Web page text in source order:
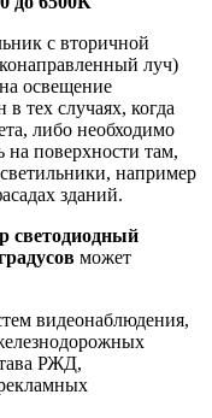
с вторичной
луч)
освещение
тех случаях, когда
либо необходимо
на поверхности там,
например
зданий.
светодиодный
может
видеонаблюдения,
РЖД,